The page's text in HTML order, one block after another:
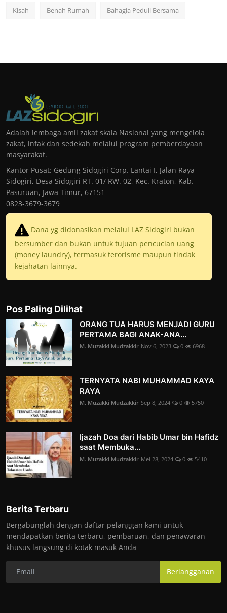
Kisah Benah Rumah Bahagia Peduli Bersama
Adalah lembaga amil zakat skala Nasional yang mengelola
zakat, infak dan sedekah melalui program pemberdayaan
masyarakat.
Kantor Pusat: Gedung Sidogiri Corp. Lantai I, Jalan Raya
Sidogiri, Desa Sidogiri RT. 01/ RW. 02, Kec. Kraton, Kab.
Pasuruan, Jawa Timur, 67151
0823-3679-3679
Dana yg didonasikan melalui LAZ Sidogiri bukan
bersumber dan bukan untuk tujuan pencucian uang
(money laundry), termasuk terorisme maupun tindak
kejahatan lainnya.
Pos Paling Dilihat
ORANG TUA HARUS MENJADI GURU
PERTAMA BAGI ANAK-ANA...
M. Muzakki Mudzakkir Nov 6, 2023 0 6968
TERNYATA NABI MUHAMMAD KAYA
RAYA
M. Muzakki Mudzakkir Sep 8, 2024 0 5750
Ijazah Doa dari Habib Umar bin Hafidz
saat Membuka...
M. Muzakki Mudzakkir Mei 28, 2024 0 5410
Berita Terbaru
Bergabunglah dengan daftar pelanggan kami untuk
mendapatkan berita terbaru, pembaruan, dan penawaran
khusus langsung di kotak masuk Anda
Berlangganan